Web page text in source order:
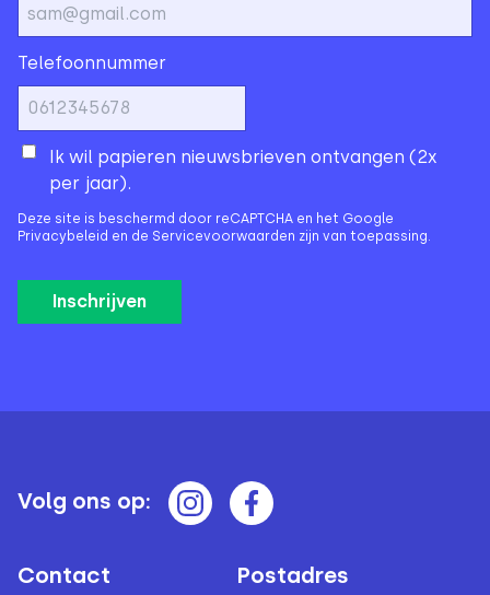
Telefoonnummer
Ik wil papieren nieuwsbrieven ontvangen (2x
per jaar).
Deze site is beschermd door reCAPTCHA en het Google
Privacybeleid en de Servicevoorwaarden zijn van toepassing.
Volg ons op:
Contact Postadres